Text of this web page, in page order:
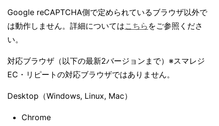
Google reCAPTCHA側で定められているブラウザ以外で
は動作しません。詳細についてはこちら をご参照くださ
い。
対応ブラウザ（以下の最新2バージョンまで）※スマレジ
EC・リピートの対応ブラウザではありません。
Desktop（Windows, Linux, Mac）
Chrome